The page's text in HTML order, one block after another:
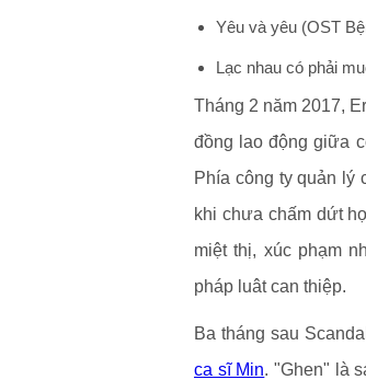
Yêu và yêu (OST
Lạc nhau có phải
Tháng 2 năm 2017,
đồng lao động giữa
Phía công ty quản lý
khi chưa chấm dứt
miệt thị, xúc phạm
pháp luât can thiệp.
Ba tháng sau
ca sĩ Min. "Ghen" là